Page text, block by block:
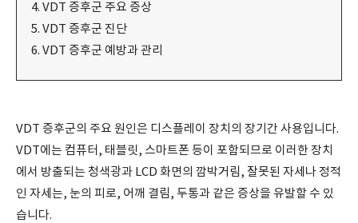
VDT 증후군 주요 증상
VDT 증후군 진단
VDT 증후군 예방과 관리
VDT 증후군의 주요 원인은 디스플레이 장치의 장기간 사용입니다.
VDT에는 컴퓨터, 태블릿, 스마트폰 등이 포함되므로 이러한 장치
에서 방출되는 청색광과 LCD 화면의 깜박거림, 잘못된 자세나 정적
인 자세는, 눈의 피로, 어깨 결림, 두통과 같은 증상을 유발할 수 있
습니다.